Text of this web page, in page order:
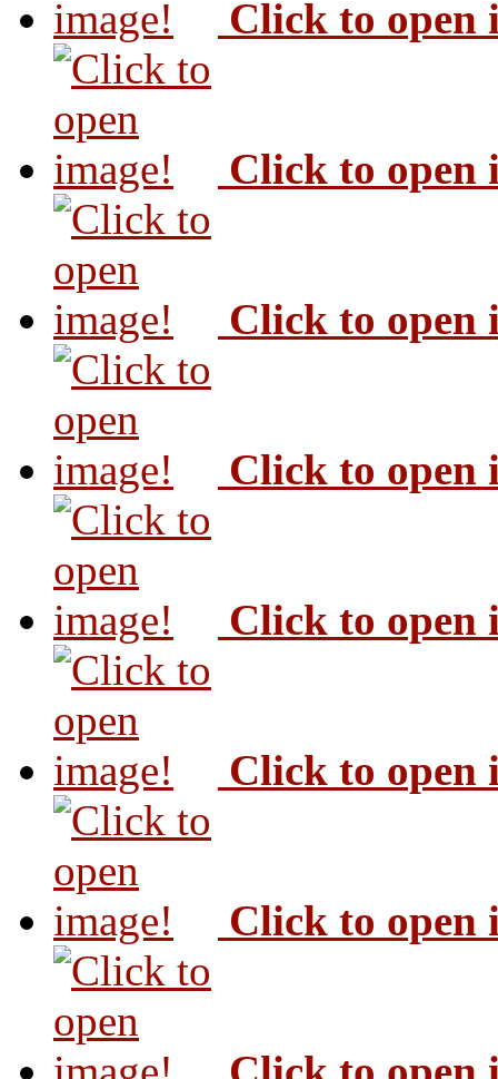
Click to open
Click to open
Click to open
Click to open
Click to open
Click to open
Click to open